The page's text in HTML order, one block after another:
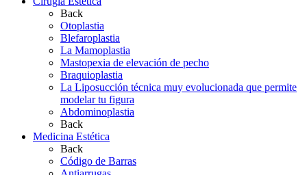
Back
Otoplastia
Blefaroplastia
La Mamoplastia
Mastopexia de elevación de pecho
Braquioplastia
La Liposucción técnica muy evolucionada que permite
modelar tu figura
Abdominoplastia
Back
Medicina Estética
Back
Código de Barras